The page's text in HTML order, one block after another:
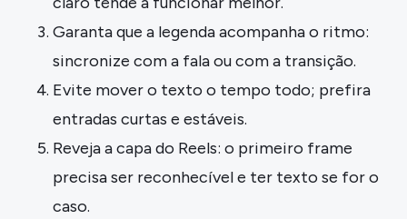
Garanta que a legenda acompanha o ritmo:
sincronize com a fala ou com a transição.
Evite mover o texto o tempo todo; prefira
entradas curtas e estáveis.
Reveja a capa do Reels: o primeiro frame
precisa ser reconhecível e ter texto se for o
caso.